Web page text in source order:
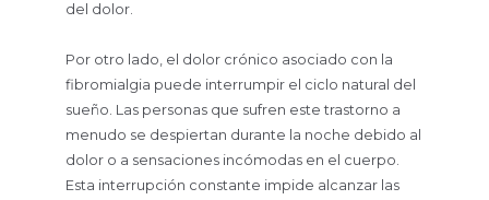
del dolor.
Por otro lado, el dolor crónico asociado con la
fibromialgia puede interrumpir el ciclo natural del
sueño. Las personas que sufren este trastorno a
menudo se despiertan durante la noche debido al
dolor o a sensaciones incómodas en el cuerpo.
Esta interrupción constante impide alcanzar las